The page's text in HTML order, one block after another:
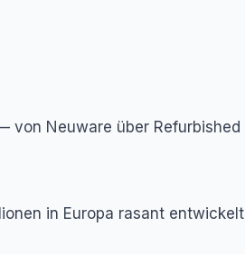
von Neuware über Refurbished
in Europa rasant